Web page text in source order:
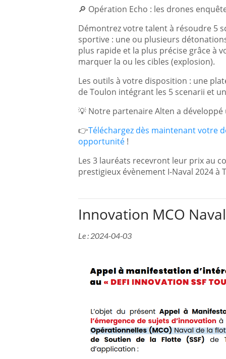
🔎 Opération Echo : les drones
Démontrez votre talent à résoudre 5
sportive : une ou plusieurs
plus rapide et la plus précise grâce à
marquer la ou les cibles (explosion).
Les outils à votre disposition : une
de Toulon intégrant les 5 scenarii et
💡 Notre partenaire Alten a
👉Téléchargez dès maintenant votre
opportunité !
Les 3 lauréats recevront leur prix au
prestigieux évènement I-Naval 2024 à
Innovation MCO Naval
Le : 2024-04-03